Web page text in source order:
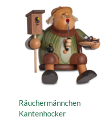
Räuchermännchen
Kantenhocker